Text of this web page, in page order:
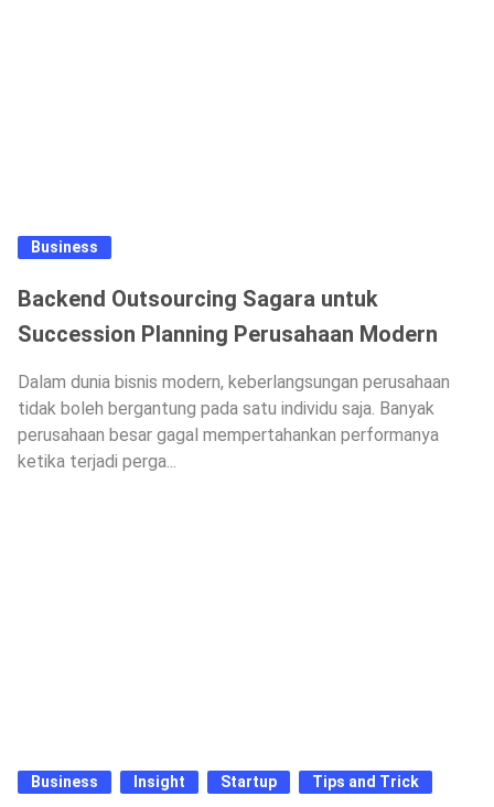
Business
Backend Outsourcing Sagara untuk
Succession Planning Perusahaan Modern
Dalam dunia bisnis modern, keberlangsungan perusahaan
tidak boleh bergantung pada satu individu saja. Banyak
perusahaan besar gagal mempertahankan performanya
ketika terjadi perga...
Business Insight Startup Tips and Trick